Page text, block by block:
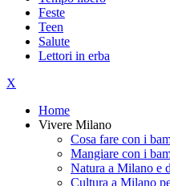
Feste
Teen
Salute
Lettori in erba
X
Home
Vivere Milano
Cosa fare con i
Mangiare con i
Natura a Milano e
Cultura a Milano